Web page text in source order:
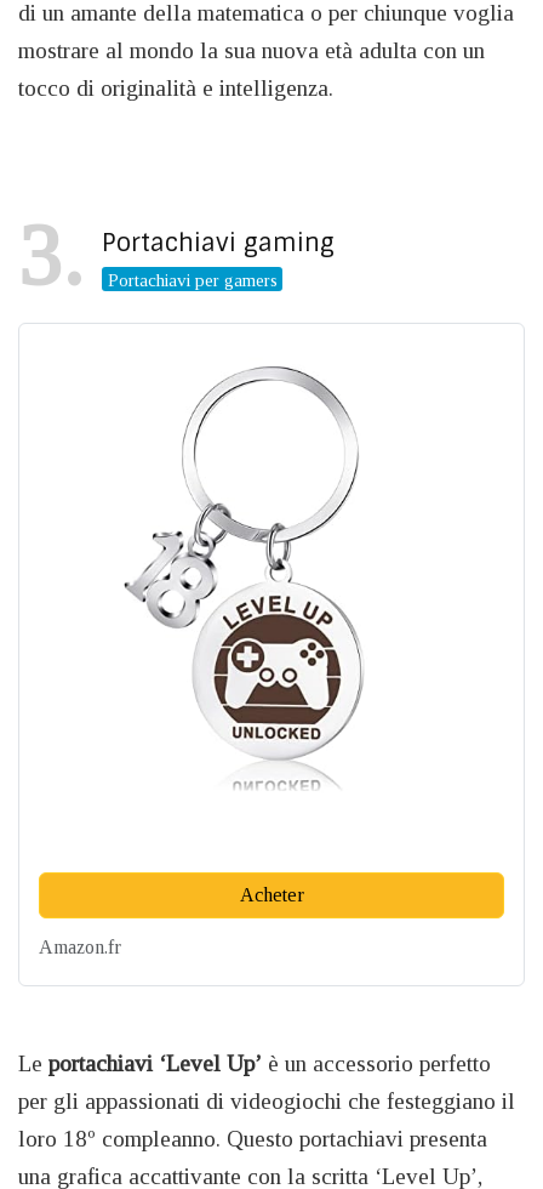
di un amante della matematica o per chiunque voglia
mostrare al mondo la sua nuova età adulta con un
tocco di originalità e intelligenza.
3 Portachiavi gaming
Portachiavi per gamers
Acheter
Amazon.fr
Le portachiavi ‘Level Up’ è un accessorio perfetto
per gli appassionati di videogiochi che festeggiano il
loro 18º compleanno. Questo portachiavi presenta
una grafica accattivante con la scritta ‘Level Up’,